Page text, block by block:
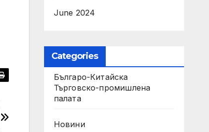
June 2024
Categories
Българо-Китайска
Търговско-промишлена
палaта
Новини